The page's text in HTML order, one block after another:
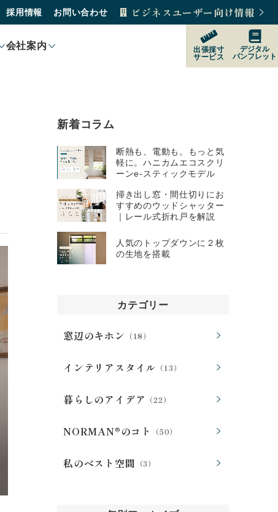
採用情報 お問い合わせ ビジネスユーザー向け情報
会社案内
出張採寸
サービス
デジタル
パンフレット
新着コラム
断熱も、電動も。もっと気
軽に。ハニカムエコスクリ
ーンe-スティックモデル
掃き出し窓・間仕切りにお
すすめのウッドシャッター
｜レール式折れ戸を解説
人気のトップダウンに２枚
の生地を搭載
カテゴリー
窓辺のキホン （18）
インテリアスタイル （13）
暮らしのアイデア （22）
NORMAN®のコト （50）
私のベスト空間 （3）
購入をご検討の方
販売店
サポート